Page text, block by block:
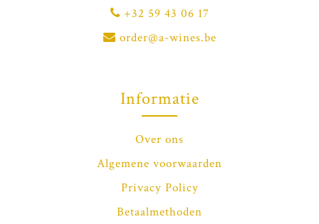
+32 59 43 06 17
order@a-wines.be
Informatie
Over ons
Algemene voorwaarden
Privacy Policy
Betaalmethoden